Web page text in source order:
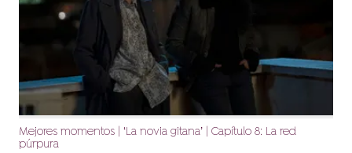
Mejores momentos | ‘La novia gitana’ | Capítulo 8: La red
púrpura